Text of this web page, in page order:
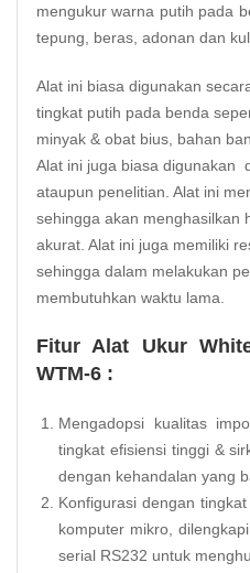
mengukur warna putih pada
tepung, beras, adonan dan
Alat ini biasa digunakan
tingkat putih pada benda
minyak & obat bius, bahan
Alat ini juga biasa digunakan
ataupun penelitian. Alat ini
sehingga akan menghasilkan
akurat. Alat ini juga memiliki
sehingga dalam melakukan
membutuhkan waktu lama.
Fitur Alat Ukur
WTM-6 :
Mengadopsi kualitas
tingkat efisiensi tinggi &
dengan kehandalan yang
Konfigurasi dengan
komputer mikro,
serial RS232 untuk